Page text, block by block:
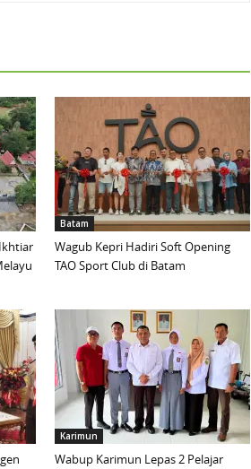
Batam
Wagub Kepri Hadiri Soft Opening
TAO Sport Club di Batam
Karimun
Wabup Karimun Lepas 2 Pelajar